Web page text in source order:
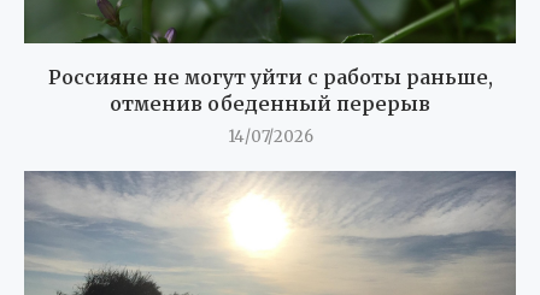
Россияне не могут уйти с работы раньше,
отменив обеденный перерыв
14/07/2026